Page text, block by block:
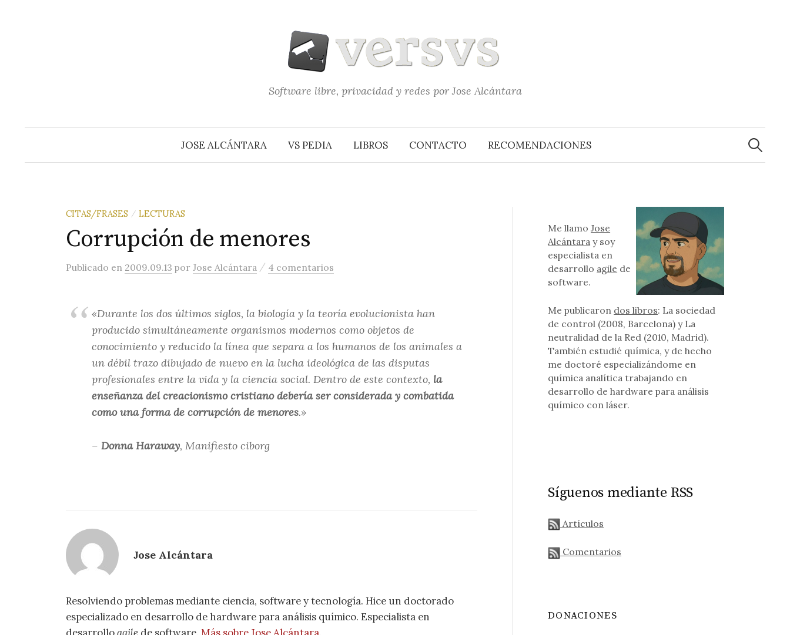
Software libre, privacidad y redes por Jose Alcántara
JOSE ALCÁNTARA VS PEDIA LIBROS CONTACTO RECOMENDACIONES
Buscar:
CITAS/FRASES / LECTURAS
Corrupción de menores
Publicado en 2009.09.13 por Jose Alcántara / 4 comentarios
«Durante los dos últimos siglos, la biología y la teoría evolucionista han
producido simultáneamente organismos modernos como objetos de
conocimiento y reducido la línea que separa a los humanos de los animales a
un débil trazo dibujado de nuevo en la lucha ideológica de las disputas
profesionales entre la vida y la ciencia social. Dentro de este contexto, la
enseñanza del creacionismo cristiano debería ser considerada y combatida
como una forma de corrupción de menores.»
– Donna Haraway, Manifiesto ciborg
Jose Alcántara
Resolviendo problemas mediante ciencia, software y tecnología. Hice un doctorado
especializado en desarrollo de hardware para análisis químico. Especialista en
Me llamoJose
Alcántara y soy
especialista en
desarrollo agile de
software.
Me publicaron dos libros: La sociedad
de control (2008, Barcelona) y La
neutralidad de la Red (2010, Madrid).
También estudié química, y de hecho
me doctoré especializándome en
química analítica trabajando en
desarrollo de hardware para análisis
químico con láser.
Síguenos mediante RSS
Artículos
Comentarios
DONACIONES